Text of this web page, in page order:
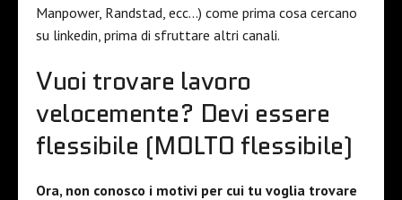
Manpower, Randstad, ecc…) come prima cosa cercano
su linkedin, prima di sfruttare altri canali.
Vuoi trovare lavoro
velocemente? Devi essere
flessibile (MOLTO flessibile)
Ora, non conosco i motivi per cui tu voglia trovare